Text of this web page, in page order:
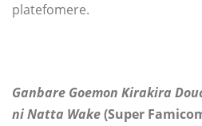
platefomere.
Ganbare Goemon Kirakira
ni Natta Wake(Super